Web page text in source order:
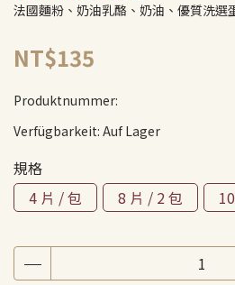
法國麵粉、奶油乳酪、奶油、優質洗選
NT$135
Produktnummer:
Verfügbarkeit: Auf Lager
規格
4 片 / 包
8 片 / 2 包